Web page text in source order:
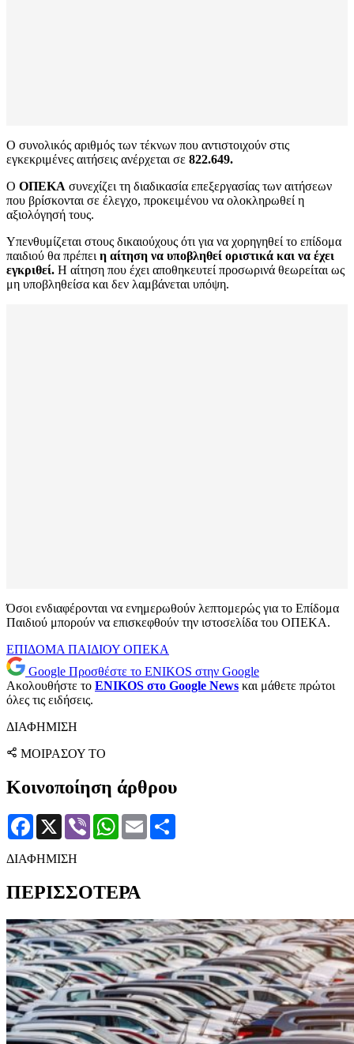
Ο συνολικός αριθμός των τέκνων που αντιστοιχούν στις
εγκεκριμένες αιτήσεις ανέρχεται σε 822.649.
Ο ΟΠΕΚΑ συνεχίζει τη διαδικασία επεξεργασίας των αιτήσεων
που βρίσκονται σε έλεγχο, προκειμένου να ολοκληρωθεί η
αξιολόγησή τους.
Υπενθυμίζεται στους δικαιούχους ότι για να χορηγηθεί το επίδομα
παιδιού θα πρέπει η αίτηση να υποβληθεί οριστικά και να έχει
εγκριθεί. Η αίτηση που έχει αποθηκευτεί προσωρινά θεωρείται ως
μη υποβληθείσα και δεν λαμβάνεται υπόψη.
Όσοι ενδιαφέρονται να ενημερωθούν λεπτομερώς για το Επίδομα
Παιδιού μπορούν να επισκεφθούν την ιστοσελίδα του ΟΠΕΚΑ.
ΕΠΙΔΟΜΑ ΠΑΙΔΙΟΥ ΟΠΕΚΑ
Google Προσθέστε το ENIKOS στην Google
Ακολουθήστε το ENIKOS στο Google News και μάθετε πρώτοι
όλες τις ειδήσεις.
ΔΙΑΦΗΜΙΣΗ
ΜΟΙΡΑΣΟΥ ΤΟ
Κοινοποίηση άρθρου
Facebook
X Viber WhatsApp
Email
ΔΙΑΦΗΜΙΣΗ
ΠΕΡΙΣΣΟΤΕΡΑ